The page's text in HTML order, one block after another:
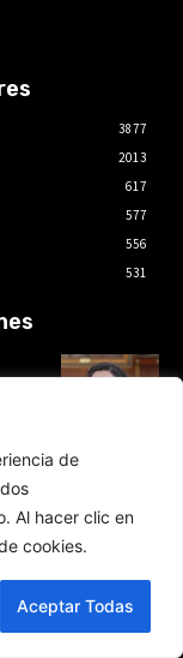
de
Al hacer clic en
cookies.
Aceptar Todas
3877
2013
617
577
556
531
a